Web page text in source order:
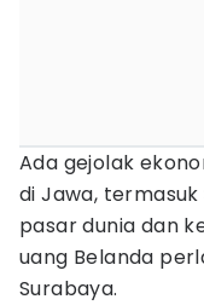
Ada gejolak
di Jawa,
pasar dunia dan
uang Belanda
Surabaya.